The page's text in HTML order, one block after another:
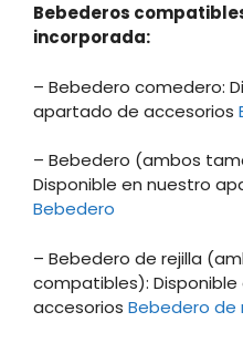
Bebederos
incorporada:
– Bebedero comedero:
apartado de accesorios
– Bebedero (ambos
Disponible en nuestro
Bebedero
– Bebedero de rejilla
compatibles):
accesorios Bebedero de